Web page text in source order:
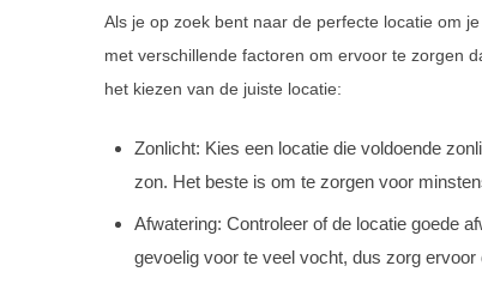
Als je op zoek bent naar de perfecte locatie om
met verschillende factoren om ervoor te zorgen
het kiezen van de juiste locatie:
Zonlicht: Kies een locatie die voldoende
zon. Het beste is om te zorgen voor
Afwatering: Controleer of de locatie goede
gevoelig voor te veel vocht, dus zorg